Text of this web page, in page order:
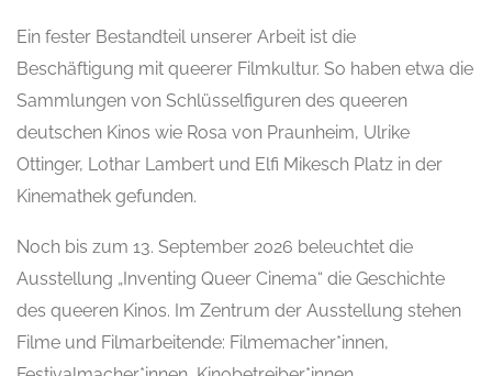
Ein fester Bestandteil unserer Arbeit ist die
Beschäftigung mit queerer Filmkultur. So haben etwa die
Sammlungen von Schlüsselfiguren des queeren
deutschen Kinos wie Rosa von Praunheim, Ulrike
Ottinger, Lothar Lambert und Elfi Mikesch Platz in der
Kinemathek gefunden.
Noch bis zum 13. September 2026 beleuchtet die
Ausstellung „Inventing Queer Cinema“ die Geschichte
des queeren Kinos. Im Zentrum der Ausstellung stehen
Filme und Filmarbeitende: Filmemacher*innen,